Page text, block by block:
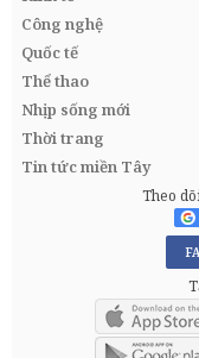
Công nghệ
Quốc tế
Thể thao
Nhịp sống mới
Thời trang
Tin tức miền Tây
Theo